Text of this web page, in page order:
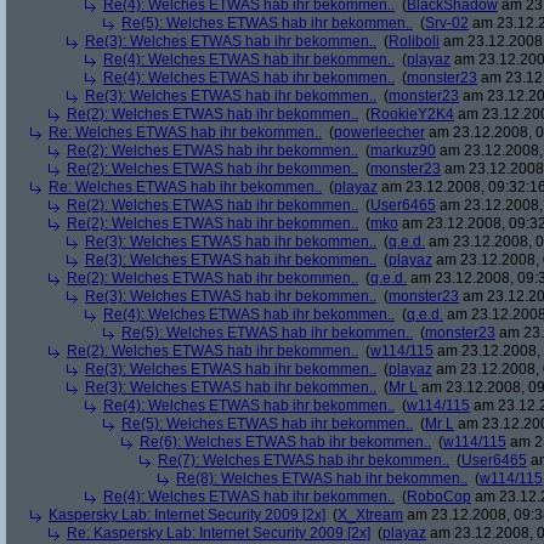
Re(4): Welches ETWAS hab ihr bekommen.. (BlackShadow am
Re(5): Welches ETWAS hab ihr bekommen.. (Srv-02 am
Re(3): Welches ETWAS hab ihr bekommen.. (Roliboli am
Re(4): Welches ETWAS hab ihr bekommen.. (playaz am
Re(4): Welches ETWAS hab ihr bekommen.. (monster23 am
Re(3): Welches ETWAS hab ihr bekommen.. (monster23 am
Re(2): Welches ETWAS hab ihr bekommen.. (RookieY2K4 am
Re: Welches ETWAS hab ihr bekommen.. (powerleecher am 23.12.2008,
Re(2): Welches ETWAS hab ihr bekommen.. (markuz90 am
Re(2): Welches ETWAS hab ihr bekommen.. (monster23 am
Re: Welches ETWAS hab ihr bekommen.. (playaz am 23.12.2008,
Re(2): Welches ETWAS hab ihr bekommen.. (User6465 am
Re(2): Welches ETWAS hab ihr bekommen.. (mko am 23.12.2008,
Re(3): Welches ETWAS hab ihr bekommen.. (q.e.d. am 23.12.2008,
Re(3): Welches ETWAS hab ihr bekommen.. (playaz am 23.12.2008,
Re(2): Welches ETWAS hab ihr bekommen.. (q.e.d. am 23.12.2008,
Re(3): Welches ETWAS hab ihr bekommen.. (monster23 am
Re(4): Welches ETWAS hab ihr bekommen.. (q.e.d. am
Re(5): Welches ETWAS hab ihr bekommen.. (monster23 am
Re(2): Welches ETWAS hab ihr bekommen.. (w114/115 am
Re(3): Welches ETWAS hab ihr bekommen.. (playaz am 23.12.2008,
Re(3): Welches ETWAS hab ihr bekommen.. (Mr L am 23.12.2008,
Re(4): Welches ETWAS hab ihr bekommen.. (w114/115 am
Re(5): Welches ETWAS hab ihr bekommen.. (Mr L am
Re(6): Welches ETWAS hab ihr bekommen.. (w114/115 am
Re(7): Welches ETWAS hab ihr bekommen.. (User6465
Re(8): Welches ETWAS hab ihr bekommen.. (w114/115
Re(4): Welches ETWAS hab ihr bekommen.. (RoboCop am
Kaspersky Lab: Internet Security 2009 [2x] (X_Xtream am 23.12.2008,
Re: Kaspersky Lab: Internet Security 2009 [2x] (playaz am 23.12.2008,